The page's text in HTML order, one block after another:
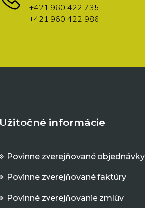
+421 960 422 735
+421 960 422 986
Užitočné informácie
Povinne zverejňované objednávky
Povinne zverejňované faktúry
Povinné zverejňovanie zmlúv